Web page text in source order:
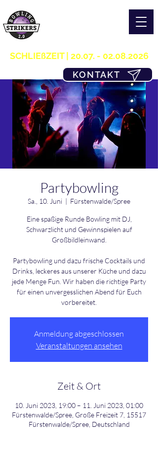
SCHLIEßZEIT | 20.07. - 02.08.2026
KONTAKT
Partybowling
Sa., 10. Juni
  |
Fürstenwalde/Spree
Eine spaßige Runde Bowling mit DJ,
Schwarzlicht und Gewinnspielen auf
Großbildleinwand.
Partybowling und dazu frische Cocktails und
Drinks, leckeres aus unserer Küche und dazu
jede Menge Fun. Wir haben die richtige Party
für einen unvergesslichen Abend für Euch
Anmeldung abgeschlossen
Veranstaltungen ansehen
Zeit & Ort
10. Juni 2023, 19:00 – 11. Juni 2023, 01:00
Fürstenwalde/Spree, Große Freizeit 7, 15517
Fürstenwalde/Spree, Deutschland